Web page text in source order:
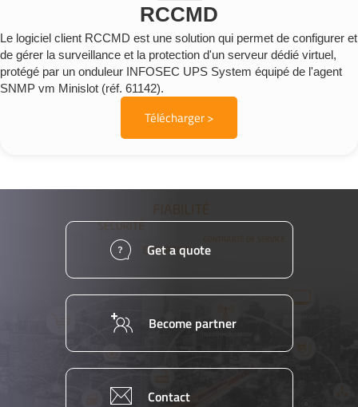
RCCMD
Le logiciel client RCCMD est une solution qui permet de configurer et
de gérer la surveillance et la protection d'un serveur dédié virtuel,
protégé par un onduleur INFOSEC UPS System équipé de l'agent
SNMP vm Minislot (réf. 61142).
Télécharger >
Get a quote
Become partner
Contact